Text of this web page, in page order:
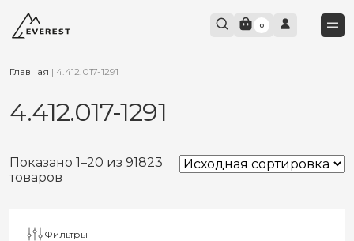
0
Главная | 4.412.017-1291
4.412.017-1291
Показано 1–20 из 91823
товаров
Фильтры